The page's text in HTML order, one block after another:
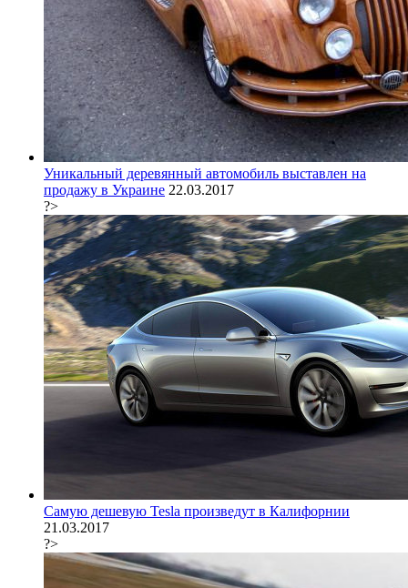
Уникальный деревянный автомобиль выставлен на
продажу в Украине 22.03.2017
?>
Самую дешевую Tesla произведут в Калифорнии
21.03.2017
?>